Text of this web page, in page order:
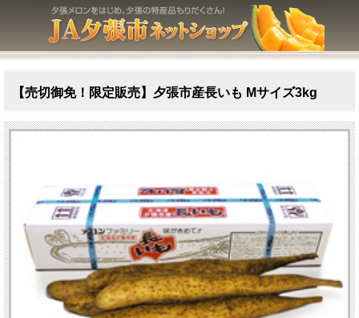
【売切御免！限定販売】夕張市産長いも Mサイズ3kg